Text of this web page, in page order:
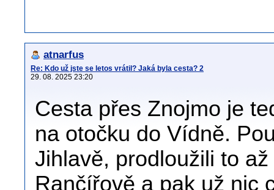
atnarfus
Re: Kdo už jste se letos vrátil? Jaká byla cesta? 2
29. 08. 2025 23:20
Cesta přes Znojmo je
na otočku do Vídně.
Jihlavě, prodloužili to
Rančířově a pak už nic